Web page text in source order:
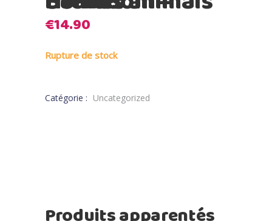
€14.90
Rupture de stock
Catégorie : Uncategorized